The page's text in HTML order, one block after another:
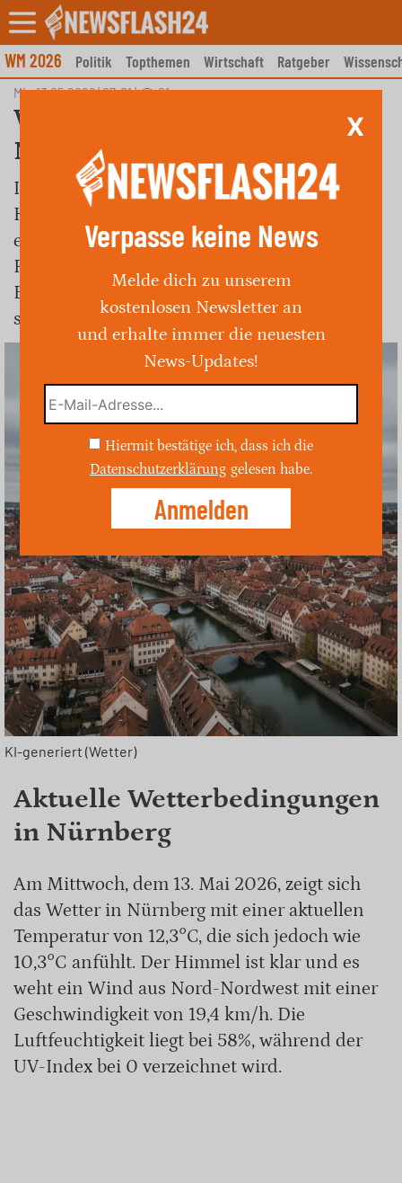
Skip
to
content
WM 2026 Politik Topthemen Wirtschaft Ratgeber
Mi., 13.05.2026 | 07:01| 21
Wettervorhersage für
Nürnberg am 13. Mai 2026
In Nürnberg wird heute ein sonniger Tag mit
Höchsttemperaturen von bis zu 19,9°C
erwartet. Es besteht keine
Regenwahrscheinlichkeit, was ideale
Bedingungen für Aktivitäten im Freien
schafft.
KI-generiert (Wetter)
Aktuelle Wetterbedingungen
in Nürnberg
Am Mittwoch, dem 13. Mai 2026, zeigt sich
das Wetter in Nürnberg mit einer aktuellen
Temperatur von 12,3°C, die sich jedoch wie
10,3°C anfühlt. Der Himmel ist klar und es
weht ein Wind aus Nord-Nordwest mit einer
Geschwindigkeit von 19,4 km/h. Die
Luftfeuchtigkeit liegt bei 58%, während der
UV-Index bei 0 verzeichnet wird.
X
Verpasse keine News
Melde dich zu unserem
kostenlosen Newsletter an
und erhalte immer die neuesten
News-Updates!
Hiermit bestätige ich, dass ich die
Datenschutzerklärung gelesen habe.